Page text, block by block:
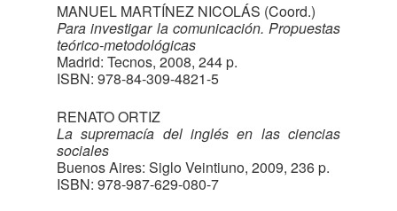
MANUEL MARTÍNEZ NICOLÁS (Coord.)
Para investigar la comunicación. Propuestas
teórico-metodológicas
Madrid: Tecnos, 2008, 244 p.
ISBN: 978-84-309-4821-5
RENATO ORTIZ
La supremacía del inglés en las ciencias
sociales
Buenos Aires: Siglo Veintiuno, 2009, 236 p.
ISBN: 978-987-629-080-7